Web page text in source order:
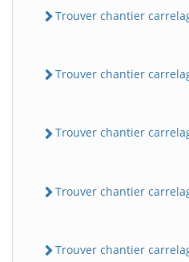
Trouver chantier
Trouver chantier
Trouver chantier
Trouver chantier
Trouver chantier